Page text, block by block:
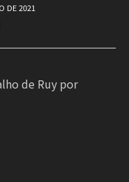
DE 2021
de Ruy por